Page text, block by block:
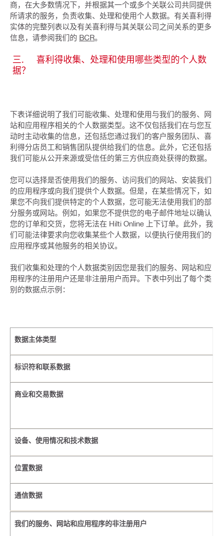
商，在大多数情况下，并根据其一个或多个关联公司共同提供
所请求的服务，负责收集、处理和使用个人数据。有关喜利得
实体的完整列表以及有关喜利得与其关联公司之间关系的更多
信息，请参阅我们的 BCR。
三. 喜利得收集、处理和使用哪些类型的个人数
据？
下表详细说明了我们可能收集、处理和使用与我们的服务、网
站和应用程序相关的个人数据类型。这不仅包括我们在与您互
动时主动收集的信息，还包括您通过我们的客户服务团队、喜
利得分店员工和销售团队提供给我们的信息。此外，它还包括
我们可能从公开来源或受信任的第三方供应商处获得的数据。
您可以选择是否使用我们的服务、访问我们的网站、安装我们
的应用程序或向我们提供个人数据。但是，在某些情况下，如
果您不向我们提供特定的个人数据，您可能无法使用我们的部
分服务或网站。例如，如果您不提供您的电子邮件地址以确认
您的订单和交货，您将无法在 Hilti Online 上下订单。此外，我
们可能法律要求向您收集某些个人数据，以便执行使用我们的
应用程序或其他服务的相关协议。
我们收集和处理的个人数据类别因您是我们的服务、网站和应
用程序的注册用户还是非注册用户而异。下表中列出了每个类
别的数据点示例：
数据主体类型
标识符和联系数据
商业和交易数据
设备、使用情况和技术数据
位置数据
通信数据
我们的服务、网站和应用程序的非注册用户